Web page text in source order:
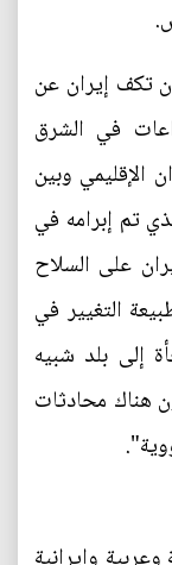
تكف إيران عن
في الشرق
وبين
تم إبرامه في
على السلاح
التغيير في
إلى بلد شبيه
هناك محادثات